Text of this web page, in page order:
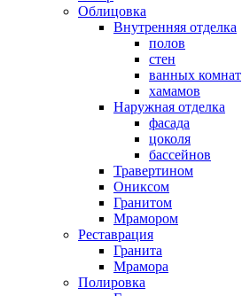
Облицовка
Внутренняя отделка
полов
стен
ванных комнат
хамамов
Наружная отделка
фасада
цоколя
бассейнов
Травертином
Ониксом
Гранитом
Мрамором
Реставрация
Гранита
Мрамора
Полировка